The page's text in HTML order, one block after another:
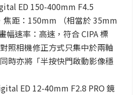
ED 150-400mm F4.5
焦距：150mm （相當於 35mm
幅速率：高速，符合 CIPA 標
照相機修正方式只集中於兩軸
時亦將「半按快門啟動影像穩
ED 12-40mm F2.8 PRO 鏡